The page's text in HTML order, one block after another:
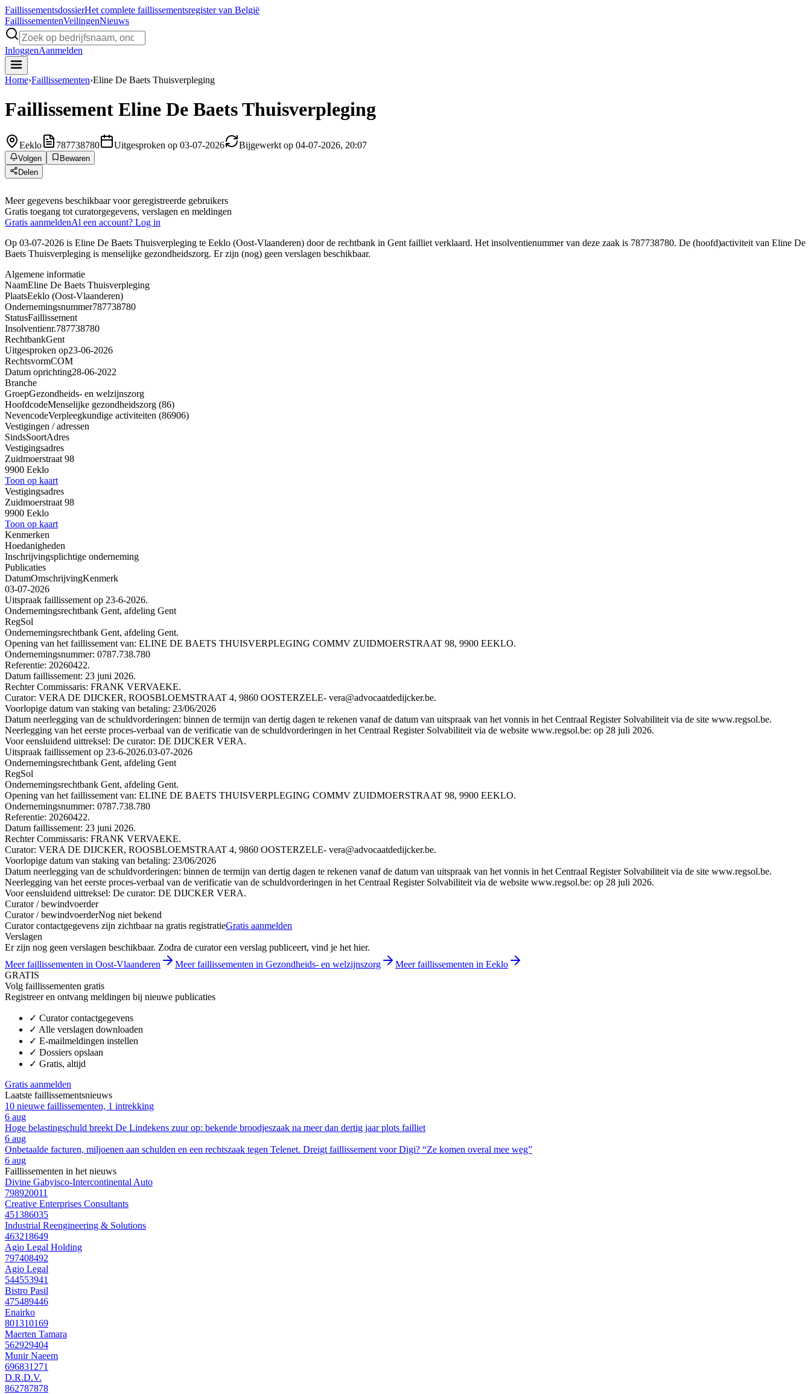
FaillissementsdossierHet complete faillissementsregister van België
FaillissementenVeilingenNieuws
InloggenAanmelden
Home›Faillissementen›Eline De Baets Thuisverpleging
Faillissement Eline De Baets Thuisverpleging
Eeklo 787738780 Uitgesproken op 03-07-2026 Bijgewerkt op 04-07-2026, 20:07
Volgen
Bewaren
Delen
Meer gegevens beschikbaar voor geregistreerde gebruikers
Gratis toegang tot curatorgegevens, verslagen en meldingen
Gratis aanmeldenAl een account? Log in
Op 03-07-2026 is Eline De Baets Thuisverpleging te Eeklo (Oost-Vlaanderen) door de rechtbank in Gent failliet verklaard. Het insolventienummer van deze zaak is 787738780. De (hoofd)activiteit van Eline De
Baets Thuisverpleging is menselijke gezondheidszorg. Er zijn (nog) geen verslagen beschikbaar.
Algemene informatie
NaamEline De Baets Thuisverpleging
PlaatsEeklo (Oost-Vlaanderen)
Ondernemingsnummer787738780
StatusFaillissement
Insolventienr.787738780
RechtbankGent
Uitgesproken op23-06-2026
RechtsvormCOM
Datum oprichting28-06-2022
Branche
GroepGezondheids- en welzijnszorg
HoofdcodeMenselijke gezondheidszorg (86)
NevencodeVerpleegkundige activiteiten (86906)
Vestigingen / adressen
SindsSoortAdres
Vestigingsadres
Zuidmoerstraat 98
9900 Eeklo
Toon op kaart
Vestigingsadres
Zuidmoerstraat 98
9900 Eeklo
Toon op kaart
Kenmerken
Hoedanigheden
Inschrijvingsplichtige onderneming
Publicaties
DatumOmschrijvingKenmerk
03-07-2026
Uitspraak faillissement op 23-6-2026.
Ondernemingsrechtbank Gent, afdeling Gent
RegSol
Ondernemingsrechtbank Gent, afdeling Gent.
Opening van het faillissement van: ELINE DE BAETS THUISVERPLEGING COMMV ZUIDMOERSTRAAT 98, 9900 EEKLO.
Ondernemingsnummer: 0787.738.780
Referentie: 20260422.
Datum faillissement: 23 juni 2026.
Rechter Commissaris: FRANK VERVAEKE.
Curator: VERA DE DIJCKER, ROOSBLOEMSTRAAT 4, 9860 OOSTERZELE- vera@advocaatdedijcker.be.
Voorlopige datum van staking van betaling: 23/06/2026
Datum neerlegging van de schuldvorderingen: binnen de termijn van dertig dagen te rekenen vanaf de datum van uitspraak van het vonnis in het Centraal Register Solvabiliteit via de site www.regsol.be.
Neerlegging van het eerste proces-verbaal van de verificatie van de schuldvorderingen in het Centraal Register Solvabiliteit via de website www.regsol.be: op 28 juli 2026.
Voor eensluidend uittreksel: De curator: DE DIJCKER VERA.
Uitspraak faillissement op 23-6-2026.03-07-2026
Ondernemingsrechtbank Gent, afdeling Gent
RegSol
Ondernemingsrechtbank Gent, afdeling Gent.
Opening van het faillissement van: ELINE DE BAETS THUISVERPLEGING COMMV ZUIDMOERSTRAAT 98, 9900 EEKLO.
Ondernemingsnummer: 0787.738.780
Referentie: 20260422.
Datum faillissement: 23 juni 2026.
Rechter Commissaris: FRANK VERVAEKE.
Curator: VERA DE DIJCKER, ROOSBLOEMSTRAAT 4, 9860 OOSTERZELE- vera@advocaatdedijcker.be.
Voorlopige datum van staking van betaling: 23/06/2026
Datum neerlegging van de schuldvorderingen: binnen de termijn van dertig dagen te rekenen vanaf de datum van uitspraak van het vonnis in het Centraal Register Solvabiliteit via de site www.regsol.be.
Neerlegging van het eerste proces-verbaal van de verificatie van de schuldvorderingen in het Centraal Register Solvabiliteit via de website www.regsol.be: op 28 juli 2026.
Voor eensluidend uittreksel: De curator: DE DIJCKER VERA.
Curator / bewindvoerder
Curator / bewindvoerderNog niet bekend
Curator contactgegevens zijn zichtbaar na gratis registratieGratis aanmelden
Verslagen
Er zijn nog geen verslagen beschikbaar. Zodra de curator een verslag publiceert, vind je het hier.
Meer faillissementen in Oost-Vlaanderen
Meer faillissementen in Gezondheids- en welzijnszorg
Meer faillissementen in Eeklo
GRATIS
Volg faillissementen gratis
Registreer en ontvang meldingen bij nieuwe publicaties
✓ Curator contactgegevens
✓ Alle verslagen downloaden
✓ E-mailmeldingen instellen
✓ Dossiers opslaan
✓ Gratis, altijd
Gratis aanmelden
Laatste faillissementsnieuws
10 nieuwe faillissementen, 1 intrekking
6 aug
Hoge belastingschuld breekt De Lindekens zuur op: bekende broodjeszaak na meer dan dertig jaar plots failliet
6 aug
Onbetaalde facturen, miljoenen aan schulden en een rechtszaak tegen Telenet. Dreigt faillissement voor Digi? “Ze komen overal mee weg”
6 aug
Faillissementen in het nieuws
Divine Gabyisco-Intercontinental Auto
798920011
Creative Enterprises Consultants
451386035
Industrial Reengineering & Solutions
463218649
Agio Legal Holding
797408492
Agio Legal
544553941
Bistro Pasil
475489446
Enairko
801310169
Maerten Tamara
562929404
Munir Naeem
696831271
D.R.D.V.
862787878